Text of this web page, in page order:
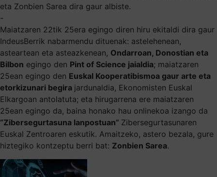
eta Zonbien Sarea dira gaur albiste.
-
Maiatzaren 22tik 25era egingo diren hiru ekitaldi dira gaur
IndeusBerrik nabarmendu dituenak: astelehenean,
asteartean eta asteazkenean, Ondarroan, Donostian eta
Bilbon egingo den Pint of Science jaialdia; maiatzaren
25ean egingo den Euskal Kooperatibismoa gaur arte eta
etorkizunari begira jardunaldia, Ekonomisten Euskal
Elkargoan antolatuta; eta hirugarrena ere maiatzaren
25ean egingo da, baina honako hau onlinekoa izango da
“Zibersegurtasuna lanpostuan” Zibersegurtasunaren
Euskal Zentroaren eskutik. Amaitzeko, astero bezala, gure
hiztegiko kontzeptu berri bat: Zonbien Sarea.